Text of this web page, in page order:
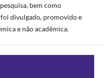
bem como
divulgado, promovido e
e não acadêmica.